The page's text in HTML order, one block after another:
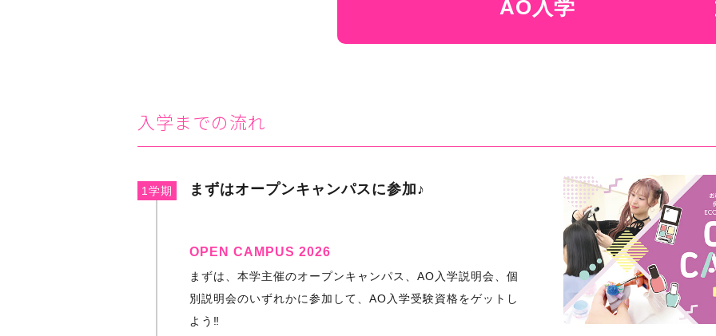
AO入学
入学までの流れ
1学期 まずはオープンキャンパスに参加♪
OPEN CAMPUS 2026
まずは、本学主催のオープンキャンパス、AO入学説明会、個
別説明会のいずれかに参加して、AO入学受験資格をゲットし
よう‼